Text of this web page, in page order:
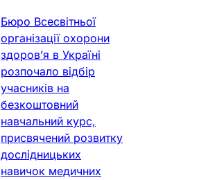
Бюро Всесвітньої
організації охорони
здоров’я в Україні
розпочало відбір
учасників на
безкоштовний
навчальний курс,
присвячений розвитку
дослідницьких
навичок медичних